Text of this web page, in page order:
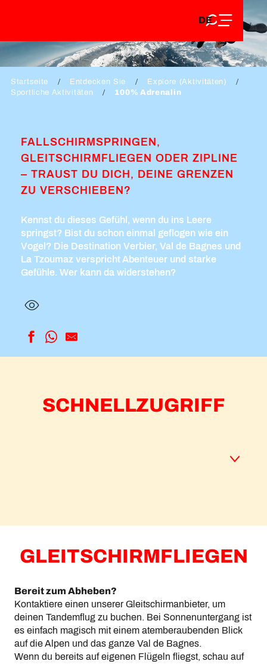
principal
EN
DE
FR
EN
100% ADRENALIN
Startseite Entdecken Sie
Explore (Aktivitäten)
Sportliche Aktivitäten
100% Adrenalin
FALLSCHIRMSPRINGEN,
GLEITSCHIRMFLIEGEN ODER ZIPLINE
– TRAUST DU DICH, DEINE GRENZEN
ZU VERSCHIEBEN?
Kennst du dieses Gefühl, wenn du ins Leere
springst? Bist du schon einmal geflogen wie ein
Vogel? Die Destination Verbier, Val de Bagnes und
La Tzoumaz verspricht Abenteuer und starke
Gefühle. Wer kann da widerstehen?
SCHNELLZUGRIFF
Mont 4 Zipline
Bikepark
Klettersteig / Via Cordata / Klettern
F.A.Q
GLEITSCHIRMFLIEGEN
Bereit zum Abheben?
Kontaktiere einen unserer Gleitschirmanbieter, um
deinen Tandemflug zu buchen. Bei Sonnenuntergang ist
es einfach magisch mit einem atemberaubenden Blick
auf die Alpen und das ganze Val de Bagnes.
Wenn du bereits auf eigenen Flügeln fliegst, schau auf